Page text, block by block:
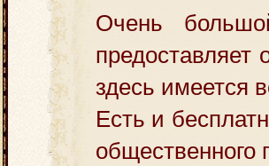
Очень
предоставляет
здесь имеется
Есть и
общественного